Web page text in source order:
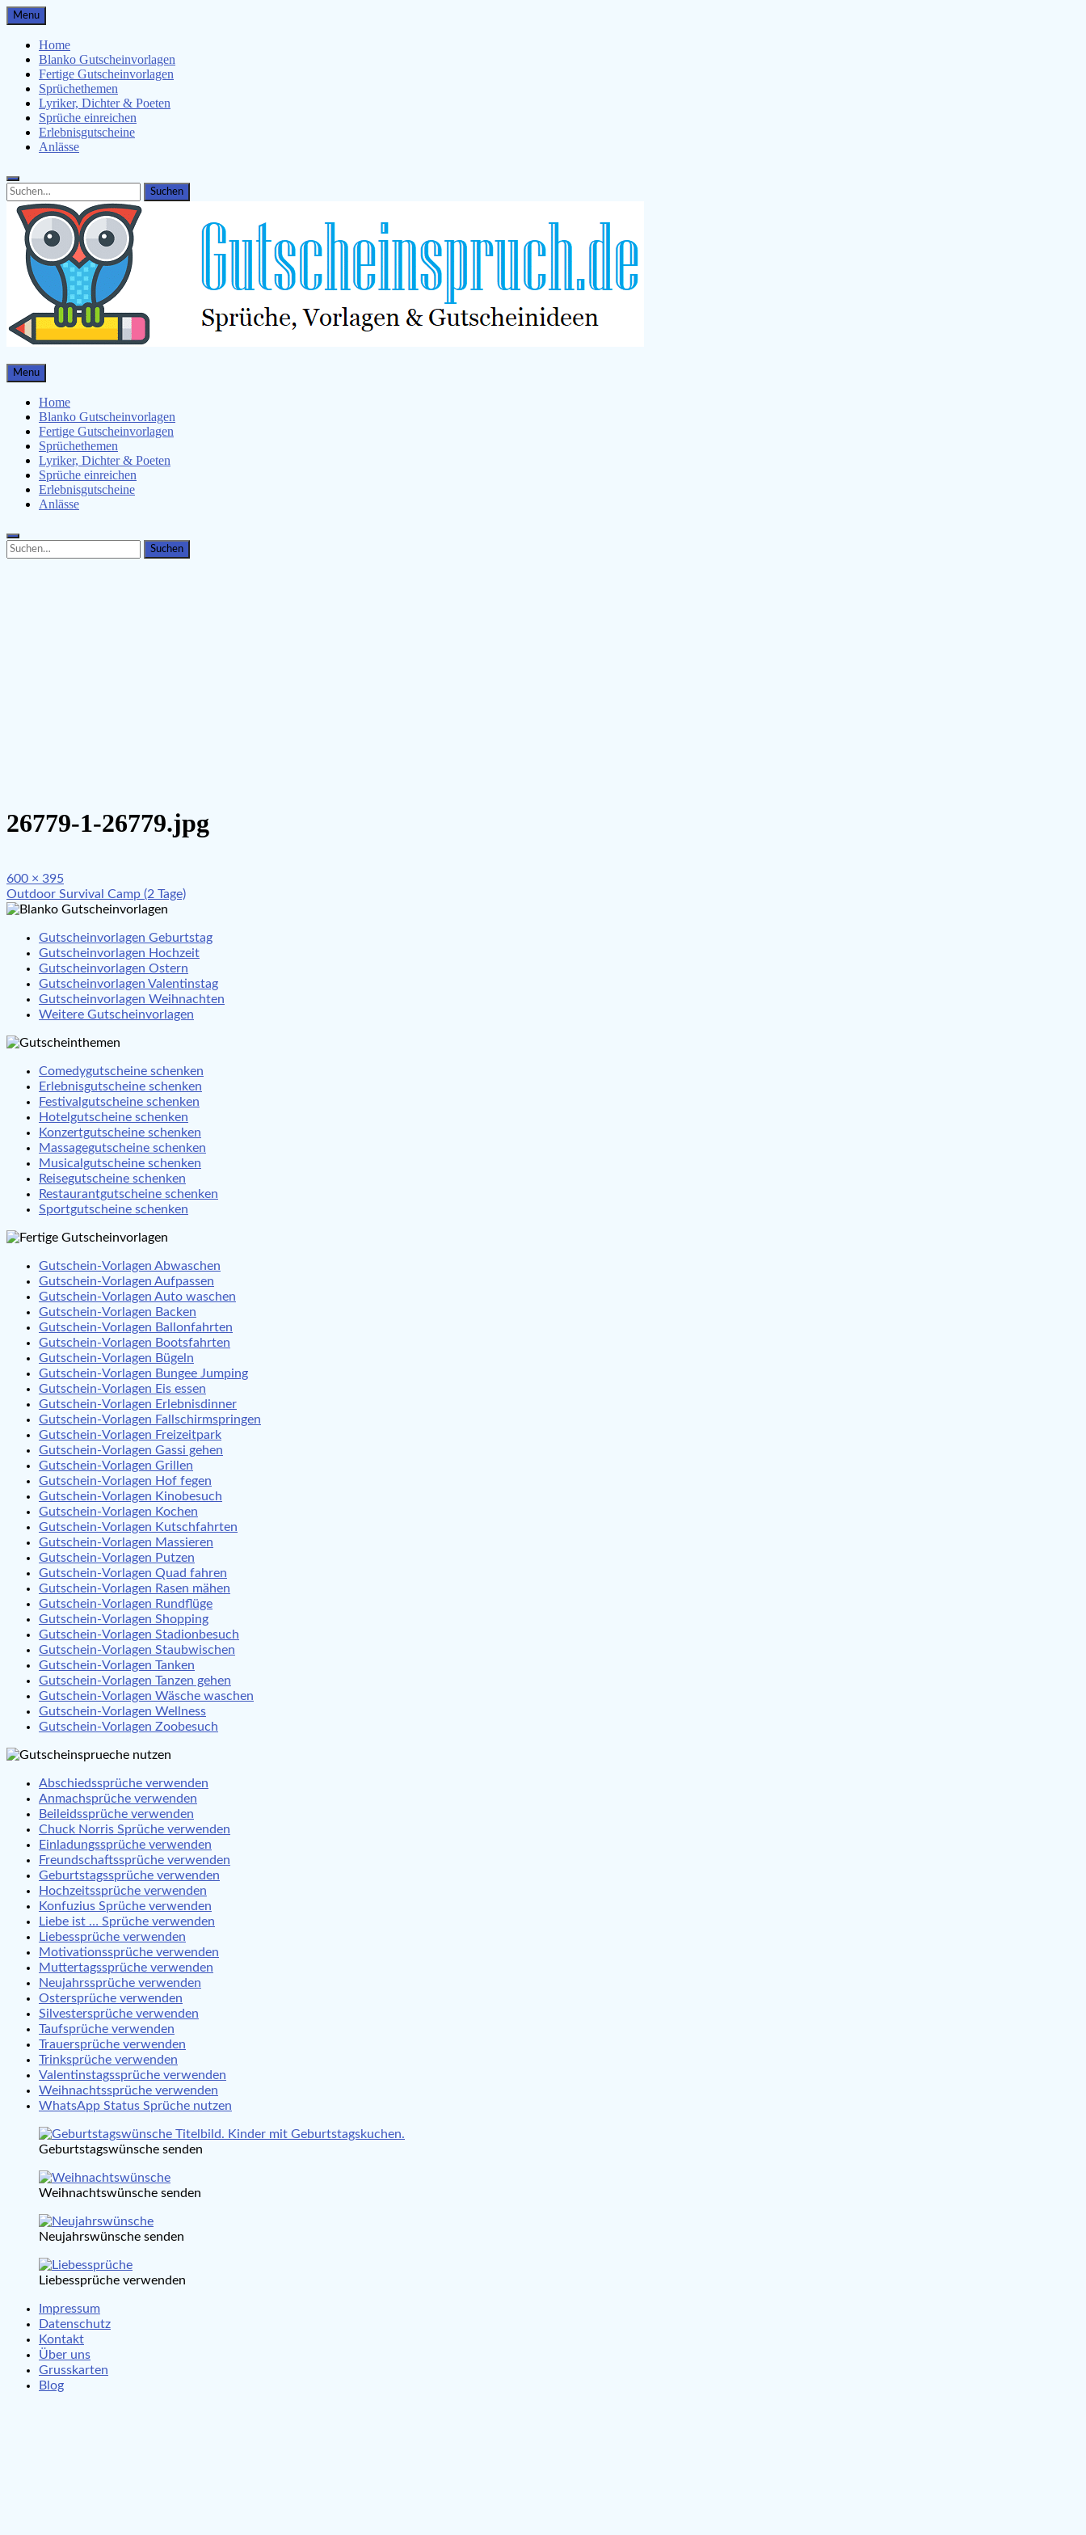
Skip
to
content
Menu
Home
Blanko Gutscheinvorlagen
Fertige Gutscheinvorlagen
Sprüchethemen
Lyriker, Dichter & Poeten
Sprüche einreichen
Erlebnisgutscheine
Anlässe
Search
for:
Search
Gutscheinspruch.de
Gutscheinsprüche & Gutscheinvorlagen finden
Menu
Home
Blanko Gutscheinvorlagen
Fertige Gutscheinvorlagen
Sprüchethemen
Lyriker, Dichter & Poeten
Sprüche einreichen
Erlebnisgutscheine
Anlässe
Search
for:
Search
26779-1-26779.jpg
Full
size
600 × 395
Beitragsnavigation
Outdoor Survival Camp (2 Tage)
Gutscheinvorlagen Geburtstag
Gutscheinvorlagen Hochzeit
Gutscheinvorlagen Ostern
Gutscheinvorlagen Valentinstag
Gutscheinvorlagen Weihnachten
Weitere Gutscheinvorlagen
Comedygutscheine schenken
Erlebnisgutscheine schenken
Festivalgutscheine schenken
Hotelgutscheine schenken
Konzertgutscheine schenken
Massagegutscheine schenken
Musicalgutscheine schenken
Reisegutscheine schenken
Restaurantgutscheine schenken
Sportgutscheine schenken
Gutschein-Vorlagen Abwaschen
Gutschein-Vorlagen Aufpassen
Gutschein-Vorlagen Auto waschen
Gutschein-Vorlagen Backen
Gutschein-Vorlagen Ballonfahrten
Gutschein-Vorlagen Bootsfahrten
Gutschein-Vorlagen Bügeln
Gutschein-Vorlagen Bungee Jumping
Gutschein-Vorlagen Eis essen
Gutschein-Vorlagen Erlebnisdinner
Gutschein-Vorlagen Fallschirmspringen
Gutschein-Vorlagen Freizeitpark
Gutschein-Vorlagen Gassi gehen
Gutschein-Vorlagen Grillen
Gutschein-Vorlagen Hof fegen
Gutschein-Vorlagen Kinobesuch
Gutschein-Vorlagen Kochen
Gutschein-Vorlagen Kutschfahrten
Gutschein-Vorlagen Massieren
Gutschein-Vorlagen Putzen
Gutschein-Vorlagen Quad fahren
Gutschein-Vorlagen Rasen mähen
Gutschein-Vorlagen Rundflüge
Gutschein-Vorlagen Shopping
Gutschein-Vorlagen Stadionbesuch
Gutschein-Vorlagen Staubwischen
Gutschein-Vorlagen Tanken
Gutschein-Vorlagen Tanzen gehen
Gutschein-Vorlagen Wäsche waschen
Gutschein-Vorlagen Wellness
Gutschein-Vorlagen Zoobesuch
Abschiedssprüche verwenden
Anmachsprüche verwenden
Beileidssprüche verwenden
Chuck Norris Sprüche verwenden
Einladungssprüche verwenden
Freundschaftssprüche verwenden
Geburtstagssprüche verwenden
Hochzeitssprüche verwenden
Konfuzius Sprüche verwenden
Liebe ist … Sprüche verwenden
Liebessprüche verwenden
Motivationssprüche verwenden
Muttertagssprüche verwenden
Neujahrssprüche verwenden
Ostersprüche verwenden
Silvestersprüche verwenden
Taufsprüche verwenden
Trauersprüche verwenden
Trinksprüche verwenden
Valentinstagssprüche verwenden
Weihnachtssprüche verwenden
WhatsApp Status Sprüche nutzen
Geburtstagswünsche senden
Weihnachtswünsche senden
Neujahrswünsche senden
Liebessprüche verwenden
Impressum
Datenschutz
Kontakt
Über uns
Grusskarten
Blog